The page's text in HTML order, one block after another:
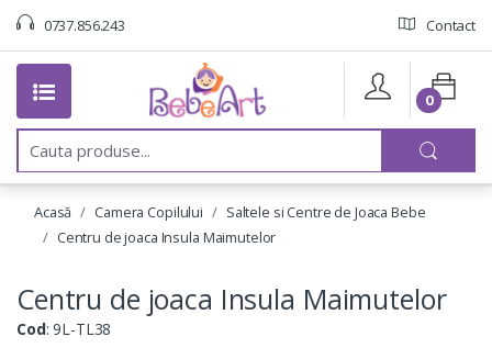
0737.856.243 Contact
C
u
0
Acasă Camera Copilului
Saltele si Centre de Joaca Bebe
Centru de joaca Insula Maimutelor
Centru de joaca Insula Maimutelor
Cod: 9L-TL38